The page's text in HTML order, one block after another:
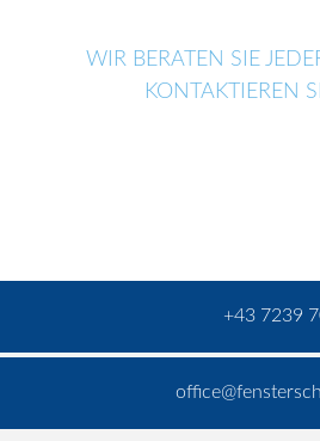
WIR BERATEN SIE
KONTAKTIEREN
+43 7239